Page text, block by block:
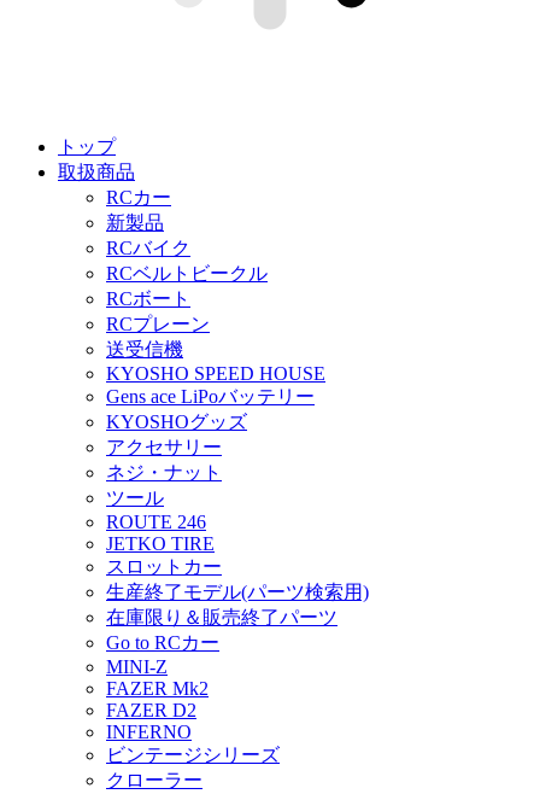
トップ
取扱商品
RCカー
新製品
RCバイク
RCベルトビークル
RCボート
RCプレーン
送受信機
KYOSHO SPEED HOUSE
Gens ace LiPoバッテリー
KYOSHOグッズ
アクセサリー
ネジ・ナット
ツール
ROUTE 246
JETKO TIRE
スロットカー
生産終了モデル(パーツ検索用)
在庫限り＆販売終了パーツ
Go to RCカー
MINI-Z
FAZER Mk2
FAZER D2
INFERNO
ビンテージシリーズ
クローラー